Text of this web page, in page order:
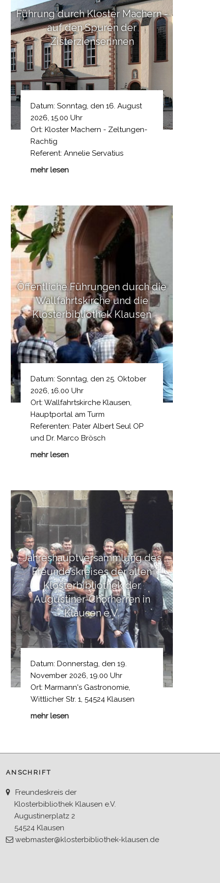
Führung durch Kloster Machern -
auf den Spuren der
Zisterzienserinnen
Datum: Sonntag, den 16. August
2026, 15.00 Uhr
Ort: Kloster Machern - Zeltungen-
Rachtig
Referent: Annelie Servatius
mehr lesen
Öffentliche Führungen durch die
Wallfahrtskirche und die
Klosterbibliothek Klausen
Datum: Sonntag, den 25. Oktober
2026, 16.00 Uhr
Ort: Wallfahrtskirche Klausen,
Hauptportal am Turm
Referenten: Pater Albert Seul OP
und Dr. Marco Brösch
mehr lesen
Jahreshauptversammlung des
Freundeskreises der alten
Klosterbibliothek der
Augustiner-Chorherren in
Klausen e.V.
Datum: Donnerstag, den 19.
November 2026, 19.00 Uhr
Ort: Marmann's Gastronomie,
Wittlicher Str. 1, 54524 Klausen
mehr lesen
ANSCHRIFT
Freundeskreis der
Klosterbibliothek Klausen e.V.
Augustinerplatz 2
54524 Klausen
webmaster@klosterbibliothek-klausen.de